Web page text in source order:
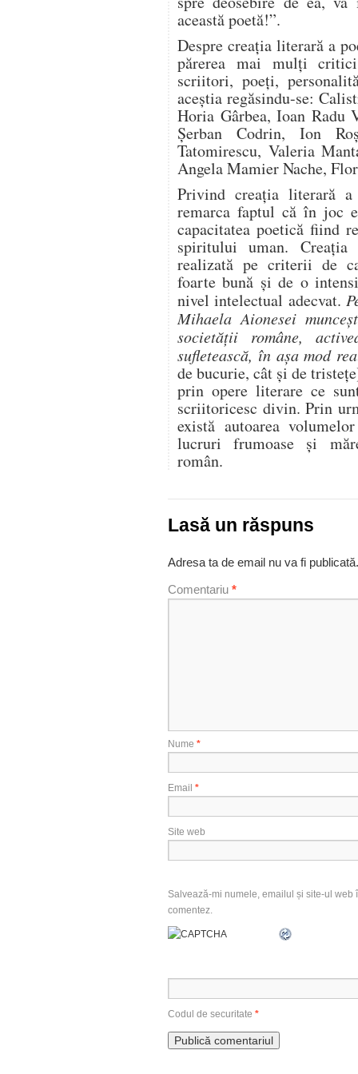
această poetă!”.
Despre creația literară a
părerea mai mulți
scriitori, poeți,
aceștia regăsindu-se:
Horia Gârbea, Ioan Radu
Șerban Codrin, Ion
Tatomirescu, Valeria
Angela Mamier Nache,
Privind creația literară
remarca faptul că în joc
capacitatea poetică fiind
spiritului uman.
realizată pe criterii de
foarte bună și de o
nivel intelectual adecvat.
Mihaela Aionesei
societății române,
sufletească, în așa mod
de bucurie, cât și de
prin opere literare ce
scriitoricesc divin. Prin
există autoarea
lucruri frumoase și
român.
Lasă un răspuns
Adresa ta de email nu va fi publicată.
Comentariu *
Nume *
Email *
Site web
Salvează-mi numele, emailul și site-ul
comentez.
Codul de securitate *